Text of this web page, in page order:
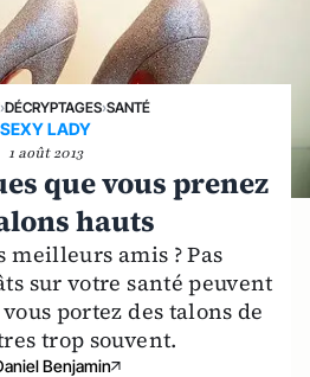
›DÉCRYPTAGES›SANTÉ
SEXY LADY
1 août 2013
que vous prenez
hauts
meilleurs amis ? Pas
sur votre santé peuvent
portez des talons de
trop souvent.
Benjamin